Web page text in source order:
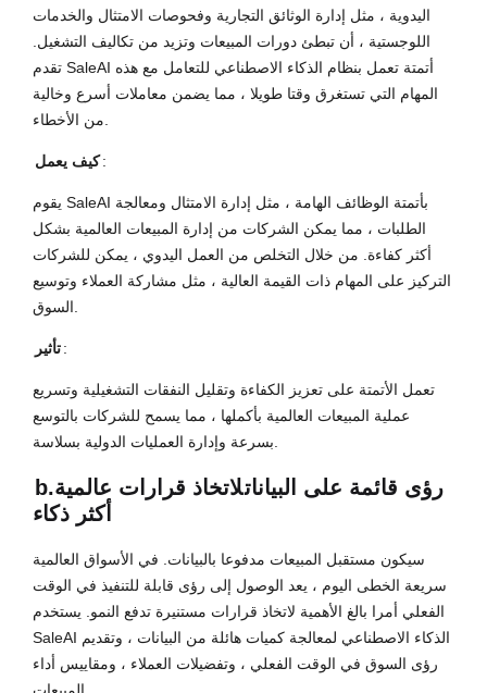
اليدوية ، مثل إدارة الوثائق التجارية وفحوصات الامتثال والخدمات
اللوجستية ، أن تبطئ دورات المبيعات وتزيد من تكاليف التشغيل.
تقدم SaleAI أتمتة تعمل بنظام الذكاء الاصطناعي للتعامل مع هذه
المهام التي تستغرق وقتا طويلا ، مما يضمن معاملات أسرع وخالية
من الأخطاء.
كيف يعمل:
يقوم SaleAI بأتمتة الوظائف الهامة ، مثل إدارة الامتثال ومعالجة
الطلبات ، مما يمكن الشركات من إدارة المبيعات العالمية بشكل
أكثر كفاءة. من خلال التخلص من العمل اليدوي ، يمكن للشركات
التركيز على المهام ذات القيمة العالية ، مثل مشاركة العملاء وتوسيع
السوق.
تأثير:
تعمل الأتمتة على تعزيز الكفاءة وتقليل النفقات التشغيلية وتسريع
عملية المبيعات العالمية بأكملها ، مما يسمح للشركات بالتوسع
بسرعة وإدارة العمليات الدولية بسلاسة.
b. رؤى قائمة على البياناتلاتخاذ قرارات عالمية
أكثر ذكاء
سيكون مستقبل المبيعات مدفوعا بالبيانات. في الأسواق العالمية
سريعة الخطى اليوم ، يعد الوصول إلى رؤى قابلة للتنفيذ في الوقت
الفعلي أمرا بالغ الأهمية لاتخاذ قرارات مستنيرة تدفع النمو. يستخدم
SaleAI الذكاء الاصطناعي لمعالجة كميات هائلة من البيانات ، وتقديم
رؤى السوق في الوقت الفعلي ، وتفضيلات العملاء ، ومقاييس أداء